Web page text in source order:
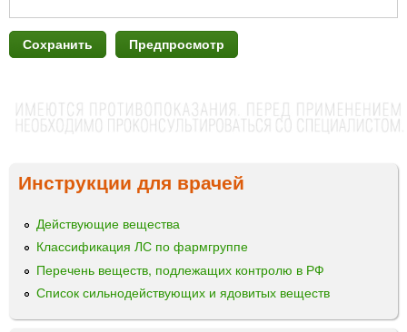
Инструкции для врачей
Действующие вещества
Классификация ЛС по фармгруппе
Перечень веществ, подлежащих контролю в РФ
Список сильнодействующих и ядовитых веществ